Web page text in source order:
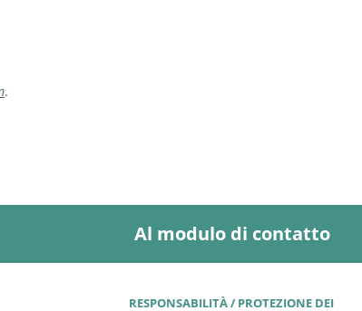
.
Al modulo di contatto
RESPONSABILITÀ / PROTEZIONE DEI